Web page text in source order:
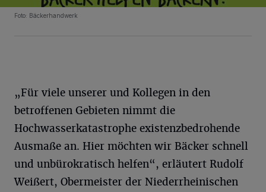
Foto: Bäckerhandwerk
„Für viele unserer und Kollegen in den
betroffenen Gebieten nimmt die
Hochwasserkatastrophe existenzbedrohende
Ausmaße an. Hier möchten wir Bäcker schnell
und unbürokratisch helfen“, erläutert Rudolf
Weißert, Obermeister der Niederrheinischen